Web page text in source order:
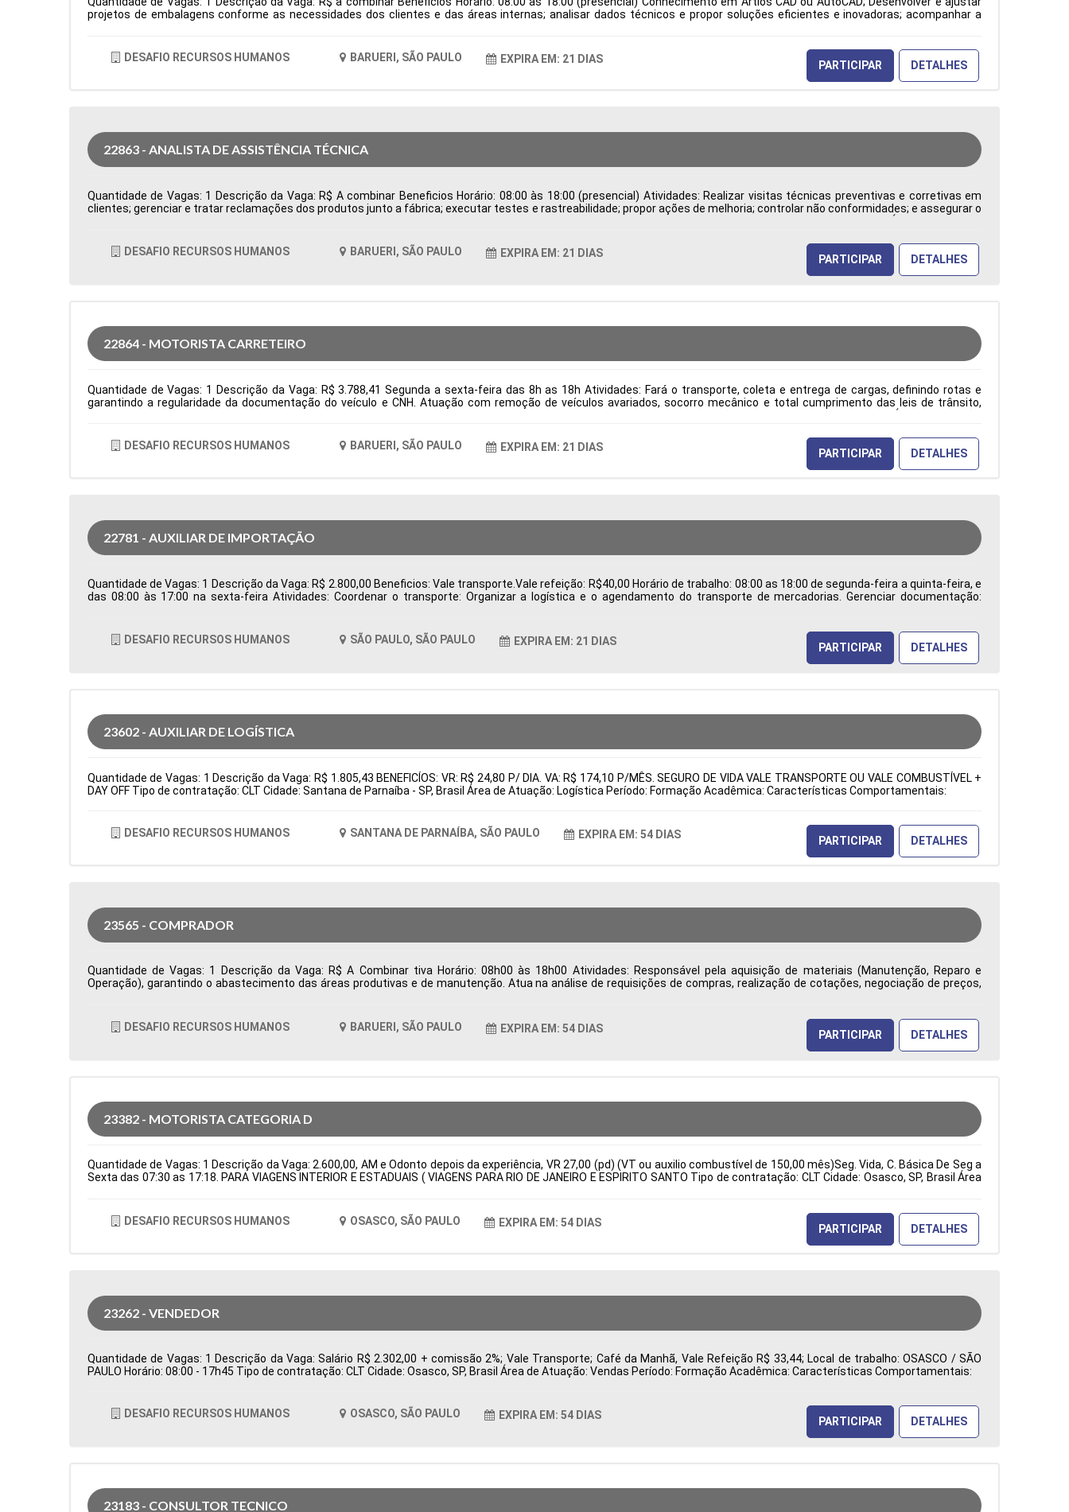
projetos de embalagens conforme as necessidades dos clientes e das áreas internas; analisar dados técnicos e propor soluções eficientes e inovadoras; acompanhar a
facas para embalagens, definindo áreas de reserva de verniz e locais para aplicação de cola, em conformidade com as especificações dos clientes, solicitações da gestão da
área e necessidades dos processos produtivos. Tipo de contratação: CLT Cidade: Barueri, SP, Brasil Área de Atuação: Produção Período: Formação Acadêmica: Características
DESAFIO RECURSOS HUMANOS BARUERI, SÃO PAULO EXPIRA EM: 21 DIAS PARTICIPAR DETALHES
22863 - ANALISTA DE ASSISTÊNCIA TÉCNICA
Quantidade de Vagas: 1 Descrição da Vaga: R$ A combinar Beneficios Horário: 08:00 às 18:00 (presencial) Atividades: Realizar visitas técnicas preventivas e corretivas em
clientes; gerenciar e tratar reclamações dos produtos junto a fábrica; executar testes e rastreabilidade; propor ações de melhoria; controlar não conformidades; e assegurar o
DESAFIO RECURSOS HUMANOS
BARUERI, SÃO PAULO EXPIRA EM: 21 DIAS PARTICIPAR DETALHES
22864 - MOTORISTA CARRETEIRO
Quantidade de Vagas: 1 Descrição da Vaga: R$ 3.788,41 Segunda a sexta-feira das 8h as 18h Atividades: Fará o transporte, coleta e entrega de cargas, definindo rotas e
garantindo a regularidade da documentação do veículo e CNH. Atuação com remoção de veículos avariados, socorro mecânico e total cumprimento das leis de trânsito,
DESAFIO RECURSOS HUMANOS
BARUERI, SÃO PAULO EXPIRA EM: 21 DIAS PARTICIPAR DETALHES
22781 - AUXILIAR DE IMPORTAÇÃO
Quantidade de Vagas: 1 Descrição da Vaga: R$ 2.800,00 Beneficios: Vale transporte.Vale refeição: R$40,00 Horário de trabalho: 08:00 as 18:00 de segunda-feira a quinta-feira, e
das 08:00 às 17:00 na sexta-feira Atividades: Coordenar o transporte: Organizar a logística e o agendamento do transporte de mercadorias. Gerenciar documentação:
logísticos, como erros em agendamentos ou documentos Tipo de contratação: CLT Cidade: São Paulo, SP, Brasil Área de Atuação: Administração de Empresas Período:
Formação Acadêmica: Características Comportamentais:
DESAFIO RECURSOS HUMANOS SÃO PAULO, SÃO PAULO EXPIRA EM: 21 DIAS PARTICIPAR DETALHES
23602 - AUXILIAR DE LOGÍSTICA
Quantidade de Vagas: 1 Descrição da Vaga: R$ 1.805,43 BENEFICÍOS: VR: R$ 24,80 P/ DIA. VA: R$ 174,10 P/MÊS. SEGURO DE VIDA VALE TRANSPORTE OU VALE COMBUSTÍVEL +
DAY OFF Tipo de contratação: CLT Cidade: Santana de Parnaíba - SP, Brasil Área de Atuação: Logística Período: Formação Acadêmica: Características Comportamentais:
DESAFIO RECURSOS HUMANOS SANTANA DE PARNAÍBA, SÃO PAULO EXPIRA EM: 54 DIAS PARTICIPAR DETALHES
23565 - COMPRADOR
Quantidade de Vagas: 1 Descrição da Vaga: R$ A Combinar tiva Horário: 08h00 às 18h00 Atividades: Responsável pela aquisição de materiais (Manutenção, Reparo e
Operação), garantindo o abastecimento das áreas produtivas e de manutenção. Atua na análise de requisições de compras, realização de cotações, negociação de preços,
oportunidades de otimização de custos e elabora indicadores de desempenho da área de Suprimentos para apoiar a gestão na tomada de decisões Tipo de contratação: CLT
Cidade: Barueri, SP, Brasil Área de Atuação: Compras Período: Formação Acadêmica: Características Comportamentais:
DESAFIO RECURSOS HUMANOS BARUERI, SÃO PAULO EXPIRA EM: 54 DIAS PARTICIPAR DETALHES
23382 - MOTORISTA CATEGORIA D
Quantidade de Vagas: 1 Descrição da Vaga: 2.600,00, AM e Odonto depois da experiência, VR 27,00 (pd) (VT ou auxilio combustível de 150,00 mês)Seg. Vida, C. Básica De Seg a
Sexta das 07:30 as 17:18. PARA VIAGENS INTERIOR E ESTADUAIS ( VIAGENS PARA RIO DE JANEIRO E ESPIRITO SANTO Tipo de contratação: CLT Cidade: Osasco, SP, Brasil Área
DESAFIO RECURSOS HUMANOS OSASCO, SÃO PAULO EXPIRA EM: 54 DIAS PARTICIPAR DETALHES
23262 - VENDEDOR
Quantidade de Vagas: 1 Descrição da Vaga: Salário R$ 2.302,00 + comissão 2%; Vale Transporte; Café da Manhã, Vale Refeição R$ 33,44; Local de trabalho: OSASCO / SÃO
PAULO Horário: 08:00 - 17h45 Tipo de contratação: CLT Cidade: Osasco, SP, Brasil Área de Atuação: Vendas Período: Formação Acadêmica: Características Comportamentais:
DESAFIO RECURSOS HUMANOS OSASCO, SÃO PAULO EXPIRA EM: 54 DIAS PARTICIPAR DETALHES
23183 - CONSULTOR TECNICO